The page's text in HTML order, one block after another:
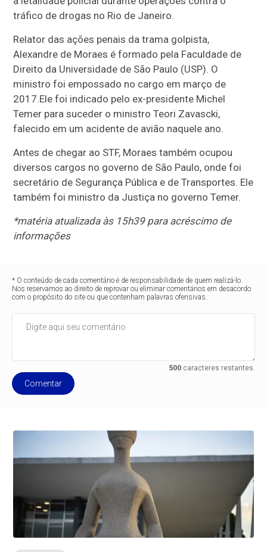
tráfico de drogas no Rio de Janeiro.
Relator das ações penais da trama golpista,
Alexandre de Moraes é formado pela Faculdade de
Direito da Universidade de São Paulo (USP). O
ministro foi empossado no cargo em março de
2017.Ele foi indicado pelo ex-presidente Michel
Temer para suceder o ministro Teori Zavascki,
falecido em um acidente de avião naquele ano.
Antes de chegar ao STF, Moraes também ocupou
diversos cargos no governo de São Paulo, onde foi
secretário de Segurança Pública e de Transportes. Ele
também foi ministro da Justiça no governo Temer.
*matéria atualizada às 15h39 para acréscimo de
informações
* O conteúdo de cada comentário é de responsabilidade de quem realizá-lo.
Nos reservamos ao direito de reprovar ou eliminar comentários em desacordo
com o propósito do site ou que contenham palavras ofensivas.
500caracteres restantes.
Comentar